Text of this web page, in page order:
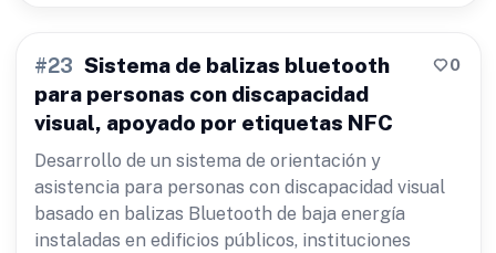
#23 Sistema de balizas bluetooth
para personas con discapacidad
visual, apoyado por etiquetas NFC
0
Desarrollo de un sistema de orientación y
asistencia para personas con discapacidad visual
basado en balizas Bluetooth de baja energía
instaladas en edificios públicos, instituciones